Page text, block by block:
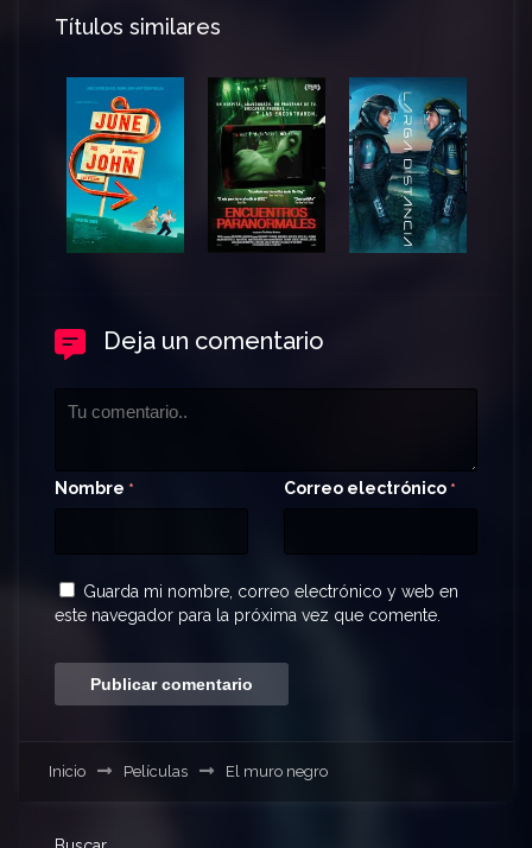
Títulos similares
Deja un comentario
Nombre * Correo electrónico *
Guarda mi nombre, correo electrónico y web en
este navegador para la próxima vez que comente.
Inicio Películas El muro negro